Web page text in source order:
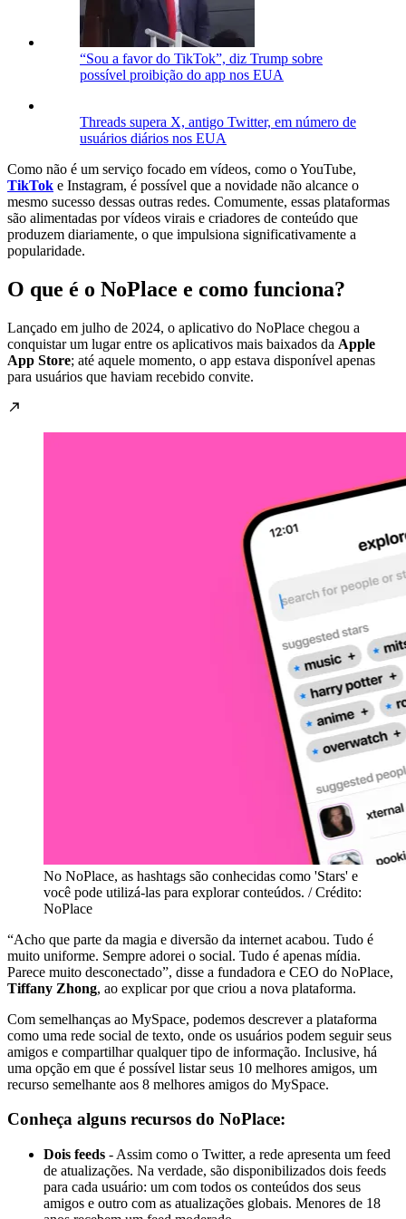
“Sou a favor do TikTok”, diz Trump sobre
possível proibição do app nos EUA
Threads supera X, antigo Twitter, em número de
usuários diários nos EUA
Como não é um serviço focado em vídeos, como o YouTube,
TikTok e Instagram, é possível que a novidade não alcance o
mesmo sucesso dessas outras redes. Comumente, essas plataformas
são alimentadas por vídeos virais e criadores de conteúdo que
produzem diariamente, o que impulsiona significativamente a
popularidade.
O que é o NoPlace e como funciona?
Lançado em julho de 2024, o aplicativo do NoPlace chegou a
conquistar um lugar entre os aplicativos mais baixados da Apple
App Store; até aquele momento, o app estava disponível apenas
para usuários que haviam recebido convite.
No NoPlace, as hashtags são conhecidas como 'Stars' e
você pode utilizá-las para explorar conteúdos. / Crédito:
NoPlace
“Acho que parte da magia e diversão da internet acabou. Tudo é
muito uniforme. Sempre adorei o social. Tudo é apenas mídia.
Parece muito desconectado”, disse a fundadora e CEO do NoPlace,
Tiffany Zhong, ao explicar por que criou a nova plataforma.
Com semelhanças ao MySpace, podemos descrever a plataforma
como uma rede social de texto, onde os usuários podem seguir seus
amigos e compartilhar qualquer tipo de informação. Inclusive, há
uma opção em que é possível listar seus 10 melhores amigos, um
recurso semelhante aos 8 melhores amigos do MySpace.
Conheça alguns recursos do NoPlace:
Dois feeds - Assim como o Twitter, a rede apresenta um feed
de atualizações. Na verdade, são disponibilizados dois feeds
para cada usuário: um com todos os conteúdos dos seus
amigos e outro com as atualizações globais. Menores de 18